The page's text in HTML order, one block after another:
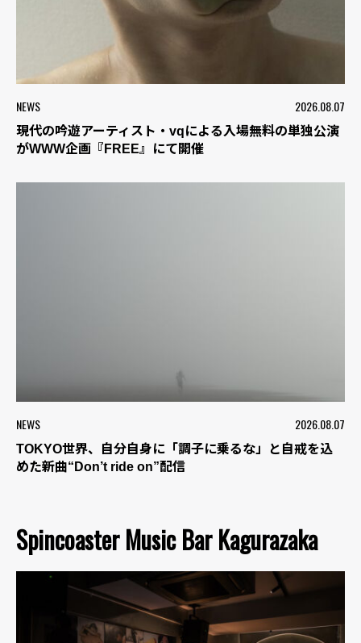
NEWS 2026.08.07
現代の吟遊アーティスト・vqによる入場無料の単独公演
がWWW企画『FREE』にて開催
NEWS 2026.08.07
TOKYO世界、自分自身に「調子に乗るな」と自戒を込
めた新曲“Don’t ride on”配信
Spincoaster Music Bar Kagurazaka